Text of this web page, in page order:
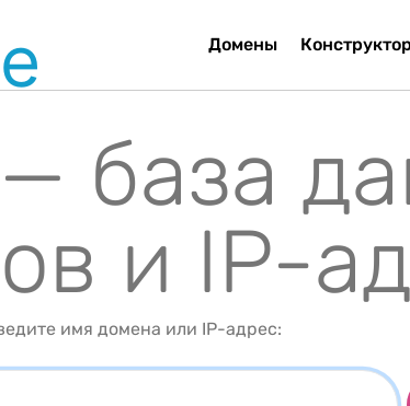
Домены Конструктор
база
и IP-
имя домена или IP-адрес: